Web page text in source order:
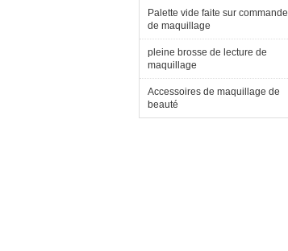
Palette vide faite sur commande
de maquillage
pleine brosse de lecture de
maquillage
Accessoires de maquillage de
beauté